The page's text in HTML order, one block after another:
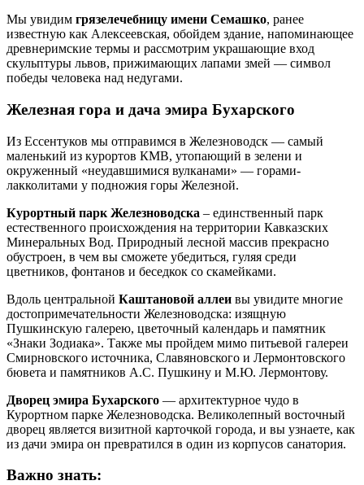
Мы увидим грязелечебницу имени Семашко, ранее
известную как Алексеевская, обойдем здание, напоминающее
древнеримские термы и рассмотрим украшающие вход
скульптуры львов, прижимающих лапами змей — символ
победы человека над недугами.
Железная гора и дача эмира Бухарского
Из Ессентуков мы отправимся в Железноводск — самый
маленький из курортов КМВ, утопающий в зелени и
окруженный «неудавшимися вулканами» — горами-
лакколитами у подножия горы Железной.
Курортный парк Железноводска – единственный парк
естественного происхождения на территории Кавказских
Минеральных Вод. Природный лесной массив прекрасно
обустроен, в чем вы сможете убедиться, гуляя среди
цветников, фонтанов и беседкок со скамейками.
Вдоль центральной Каштановой аллеи вы увидите многие
достопримечательности Железноводска: изящную
Пушкинскую галерею, цветочный календарь и памятник
«Знаки Зодиака». Также мы пройдем мимо питьевой галереи
Смирновского источника, Славяновского и Лермонтовского
бювета и памятников А.С. Пушкину и М.Ю. Лермонтову.
Дворец эмира Бухарского — архитектурное чудо в
Курортном парке Железноводска. Великолепный восточный
дворец является визитной карточкой города, и вы узнаете, как
из дачи эмира он превратился в один из корпусов санатория.
Важно знать: